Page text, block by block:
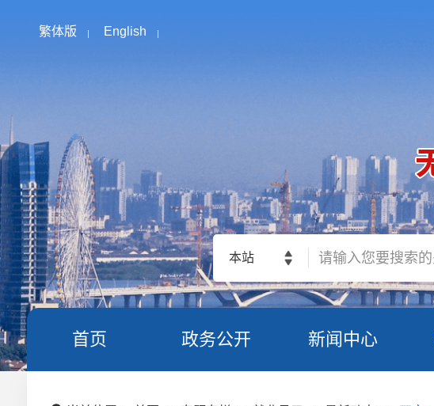
繁体版 English
本站
首页 政务公开 新闻中心